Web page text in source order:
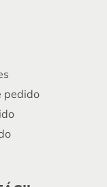
pedido